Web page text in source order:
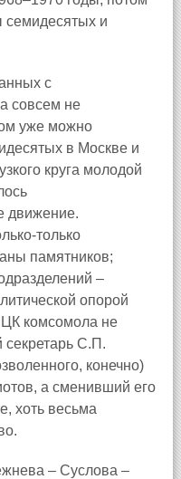
семидесятых и
с
совсем не
уже можно
в Москве и
круга молодой
движение.
памятников;
–
опорой
комсомола не
секретарь С.П.
конечно)
а сменивший его
хоть весьма
– Суслова –